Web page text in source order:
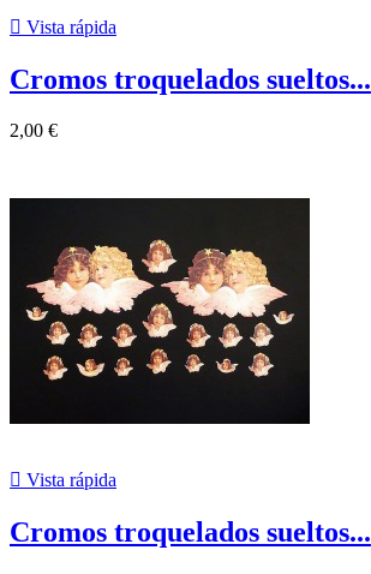
 Vista rápida
Cromos troquelados sueltos...
2,00 €
 Vista rápida
Cromos troquelados sueltos...